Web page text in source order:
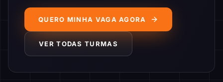
QUERO MINHA VAGA AGORA
VER TODAS TURMAS